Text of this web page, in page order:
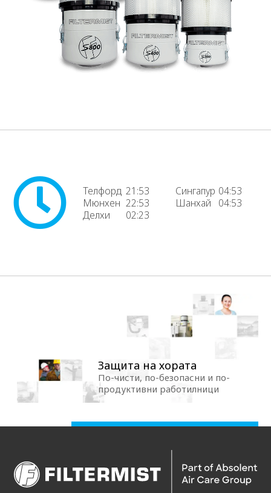
Телфорд 21:53
Мюнхен 22:53
Делхи
02:23
Сингапур 04:53
Шанхай
04:53
Защита на хората
По-чисти, по-безопасни и по-
продуктивни работилници